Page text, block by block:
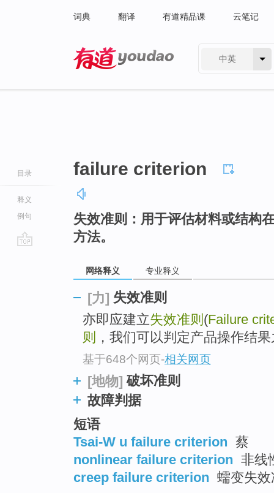
词典 翻译 有道精品课 云笔记
中英
目录
释义
例句
failure criterion
失效准则：用于评估材料或结构
方法。
网络释义 专业释义
[力] 失效准则
亦即应建立失效准则 (Failure
则 ，我们可以判定产品操作结
基于648个网页-相关网页
[地物] 破坏准则
故障判据
短语
Tsai-W u failure criterion 蔡
nonlinear failure criterion 非线
creep failure criterion 蠕变失